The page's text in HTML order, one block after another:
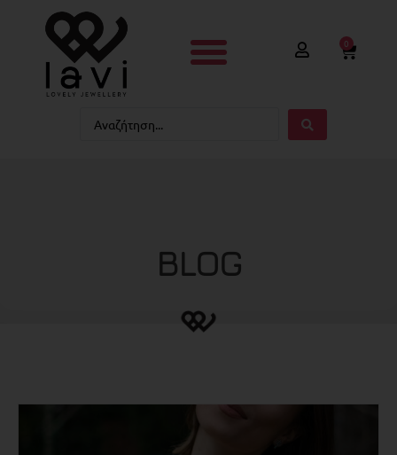
0
BLOG